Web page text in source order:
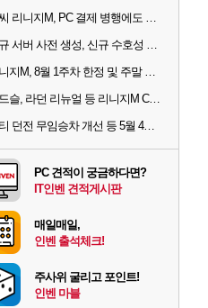
엔씨 리니지M, PC 결제 병행에도 모바일 '매출 1위' 탈환
신규 서버 사전 생성, 신규 수호성 추가 등 3월 1주차 업데이트 이슈
리니지M, 8월 1주차 한정 및 주말 제작 정보
진드슬, 라던 리뉴얼 등 리니지M ContiNew 업데이트 핵심 요약
파티 던전 무임승차 개선 등 5월 4주차 업데이트 이슈
PC 견적이 궁금하다면?
IT인벤 견적게시판
매일매일,
인벤 출석체크!
주사위 굴리고 포인트!
인벤 마블